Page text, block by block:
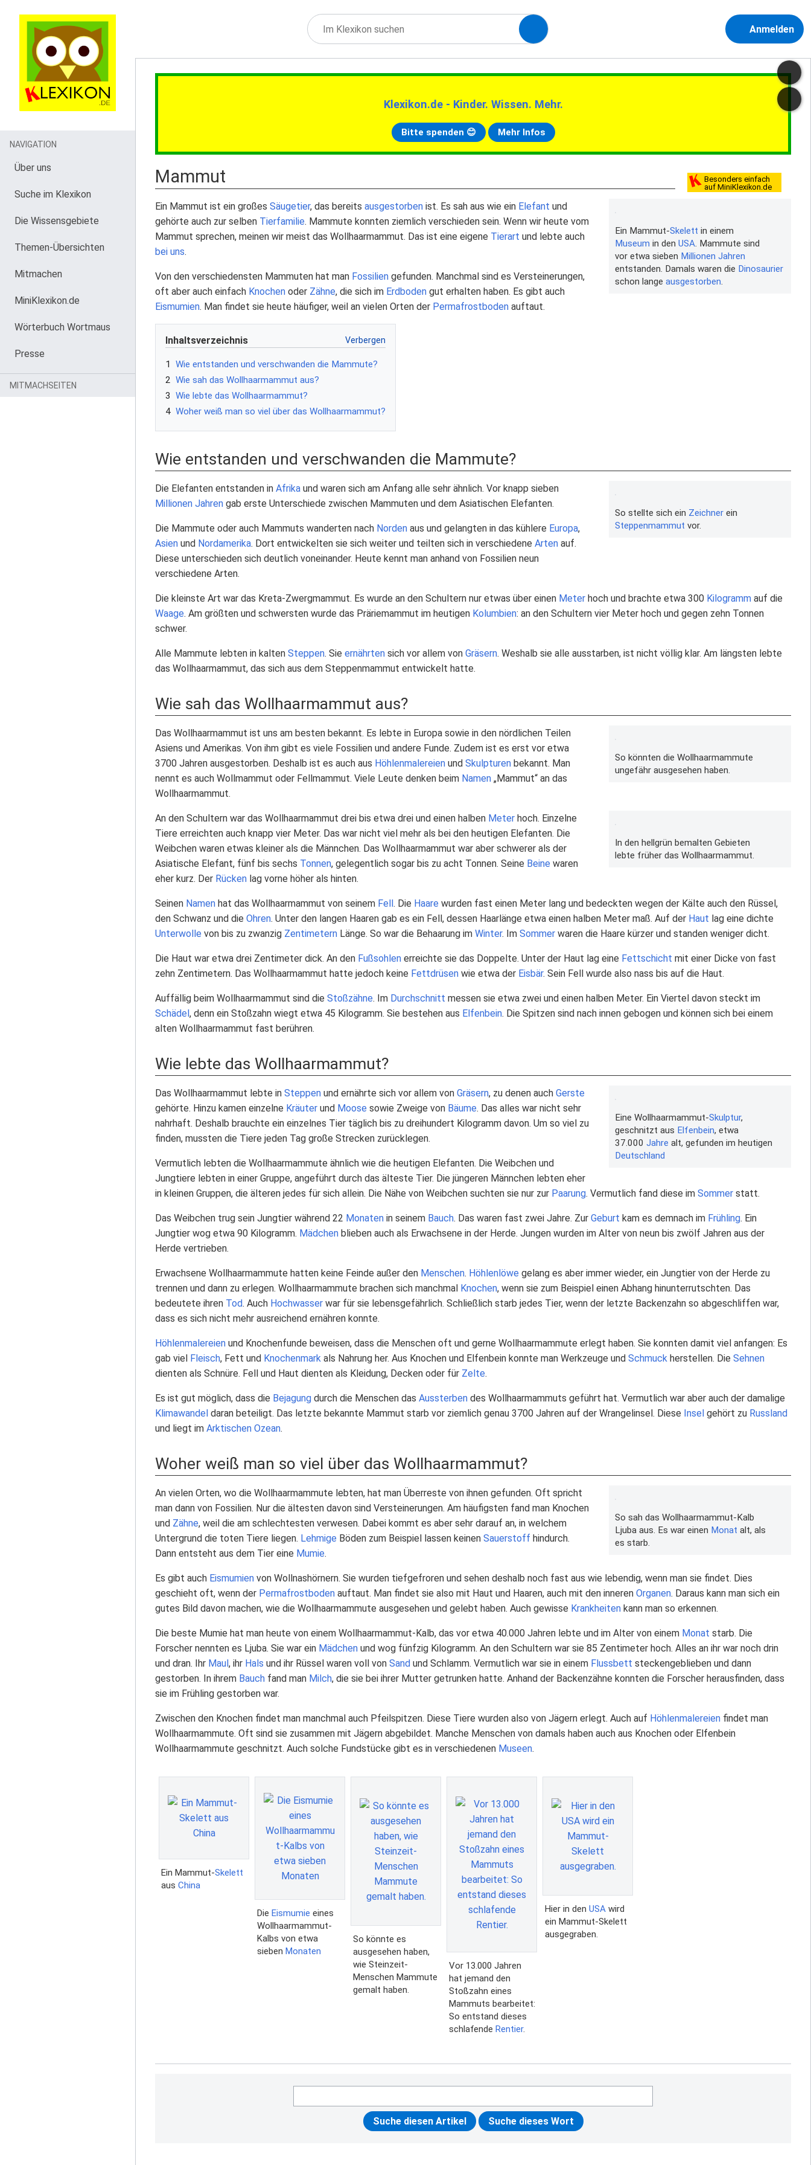
Anmelden
Klexikon.de - Kinder. Wissen. Mehr.
Bitte spenden 😊 Mehr Infos
Besonders einfach
auf MiniKlexikon.de
Mammut
Ein Mammut-Skelett in einem
Museum in den USA. Mammute sind
vor etwa sieben Millionen Jahren
entstanden. Damals waren die Dinosaurier
schon lange ausgestorben
Ein Mammut ist ein großes Säugetier, das bereits ausgestorben ist. Es sah aus wie ein Elefant und
gehörte auch zur selben Tierfamilie. Mammute konnten ziemlich verschieden sein. Wenn wir heute vom
Mammut sprechen, meinen wir meist das Wollhaarmammut. Das ist eine eigene Tierart und lebte auch
bei uns.
Von den verschiedensten Mammuten hat man Fossilien gefunden. Manchmal sind es Versteinerungen,
oft aber auch einfach Knochen oder Zähne, die sich im Erdboden gut erhalten haben. Es gibt auch
Eismumien. Man findet sie heute häufiger, weil an vielen Orten der Permafrostboden auftaut.
Inhaltsverzeichnis
1
Wie entstanden und verschwanden die Mammute?
2 Wie sah das Wollhaarmammut aus?
3 Wie lebte das Wollhaarmammut?
4 Woher weiß man so viel über das Wollhaarmammut?
Wie entstanden und verschwanden die Mammute?
So stellte sich ein Zeichnerein
Steppenmammut vor.
Die Elefanten entstanden in Afrika und waren sich am Anfang alle sehr ähnlich. Vor knapp sieben
Millionen Jahren gab erste Unterschiede zwischen Mammuten und dem Asiatischen Elefanten.
Die Mammute oder auch Mammuts wanderten nach Norden aus und gelangten in das kühlere Europa,
Asien und Nordamerika. Dort entwickelten sie sich weiter und teilten sich in verschiedene Arten auf.
Diese unterschieden sich deutlich voneinander. Heute kennt man anhand von Fossilien neun
verschiedene Arten.
Die kleinste Art war das Kreta-Zwergmammut. Es wurde an den Schultern nur etwas über einen Meter hoch und brachte etwa 300 Kilogramm auf die
Waage. Am größten und schwersten wurde das Präriemammut im heutigen Kolumbien: an den Schultern vier Meter hoch und gegen zehn Tonnen
schwer.
Alle Mammute lebten in kalten Steppen. Sie ernährten sich vor allem von Gräsern. Weshalb sie alle ausstarben, ist nicht völlig klar. Am längsten lebte
das Wollhaarmammut, das sich aus dem Steppenmammut entwickelt hatte.
Wie sah das Wollhaarmammut aus?
So könnten die Wollhaarmammute
ungefähr ausgesehen haben.
Das Wollhaarmammut ist uns am besten bekannt. Es lebte in Europa sowie in den nördlichen Teilen
Asiens und Amerikas. Von ihm gibt es viele Fossilien und andere Funde. Zudem ist es erst vor etwa
3700 Jahren ausgestorben. Deshalb ist es auch aus Höhlenmalereien und Skulpturen bekannt. Man
nennt es auch Wollmammut oder Fellmammut. Viele Leute denken beim Namen „Mammut“ an das
Wollhaarmammut.
In den hellgrün bemalten Gebieten
lebte früher das Wollhaarmammut.
An den Schultern war das Wollhaarmammut drei bis etwa drei und einen halben Meter hoch. Einzelne
Tiere erreichten auch knapp vier Meter. Das war nicht viel mehr als bei den heutigen Elefanten. Die
Weibchen waren etwas kleiner als die Männchen. Das Wollhaarmammut war aber schwerer als der
Asiatische Elefant, fünf bis sechs Tonnen, gelegentlich sogar bis zu acht Tonnen. Seine Beine waren
eher kurz. Der Rücken lag vorne höher als hinten.
Seinen Namen hat das Wollhaarmammut von seinem Fell. Die Haare wurden fast einen Meter lang und bedeckten wegen der Kälte auch den Rüssel,
den Schwanz und die Ohren. Unter den langen Haaren gab es ein Fell, dessen Haarlänge etwa einen halben Meter maß. Auf der Haut lag eine dichte
Unterwolle von bis zu zwanzig Zentimetern Länge. So war die Behaarung im Winter. Im Sommer waren die Haare kürzer und standen weniger dicht.
Die Haut war etwa drei Zentimeter dick. An den Fußsohlen erreichte sie das Doppelte. Unter der Haut lag eine Fettschicht mit einer Dicke von fast
zehn Zentimetern. Das Wollhaarmammut hatte jedoch keine Fettdrüsen wie etwa der Eisbär. Sein Fell wurde also nass bis auf die Haut.
Auffällig beim Wollhaarmammut sind die Stoßzähne. Im Durchschnitt messen sie etwa zwei und einen halben Meter. Ein Viertel davon steckt im
Schädel, denn ein Stoßzahn wiegt etwa 45 Kilogramm. Sie bestehen aus Elfenbein. Die Spitzen sind nach innen gebogen und können sich bei einem
alten Wollhaarmammut fast berühren.
Wie lebte das Wollhaarmammut?
Eine Wollhaarmammut-Skulptur,
geschnitzt aus Elfenbein, etwa
37.000 Jahre alt, gefunden im heutigen
Deutschland
Das Wollhaarmammut lebte in Steppen und ernährte sich vor allem von Gräsern, zu denen auch Gerste
gehörte. Hinzu kamen einzelne Kräuter und Moose sowie Zweige von Bäume. Das alles war nicht sehr
nahrhaft. Deshalb brauchte ein einzelnes Tier täglich bis zu dreihundert Kilogramm davon. Um so viel zu
finden, mussten die Tiere jeden Tag große Strecken zurücklegen.
Vermutlich lebten die Wollhaarmammute ähnlich wie die heutigen Elefanten. Die Weibchen und
Jungtiere lebten in einer Gruppe, angeführt durch das älteste Tier. Die jüngeren Männchen lebten eher
in kleinen Gruppen, die älteren jedes für sich allein. Die Nähe von Weibchen suchten sie nur zur Paarung. Vermutlich fand diese im Sommer statt.
Das Weibchen trug sein Jungtier während 22 Monaten in seinem Bauch. Das waren fast zwei Jahre. Zur Geburt kam es demnach im Frühling. Ein
Jungtier wog etwa 90 Kilogramm. Mädchen blieben auch als Erwachsene in der Herde. Jungen wurden im Alter von neun bis zwölf Jahren aus der
Herde vertrieben.
Erwachsene Wollhaarmammute hatten keine Feinde außer den Menschen. Höhlenlöwe gelang es aber immer wieder, ein Jungtier von der Herde zu
trennen und dann zu erlegen. Wollhaarmammute brachen sich manchmal Knochen, wenn sie zum Beispiel einen Abhang hinunterrutschten. Das
bedeutete ihren Tod. Auch Hochwasser war für sie lebensgefährlich. Schließlich starb jedes Tier, wenn der letzte Backenzahn so abgeschliffen war,
dass es sich nicht mehr ausreichend ernähren konnte.
Höhlenmalereien und Knochenfunde beweisen, dass die Menschen oft und gerne Wollhaarmammute erlegt haben. Sie konnten damit viel anfangen: Es
gab viel Fleisch, Fett und Knochenmark als Nahrung her. Aus Knochen und Elfenbein konnte man Werkzeuge und Schmuck herstellen. Die Sehnen
dienten als Schnüre. Fell und Haut dienten als Kleidung, Decken oder für Zelte.
Es ist gut möglich, dass die Bejagung durch die Menschen das Aussterben des Wollhaarmammuts geführt hat. Vermutlich war aber auch der damalige
Klimawandel daran beteiligt. Das letzte bekannte Mammut starb vor ziemlich genau 3700 Jahren auf der Wrangelinsel. Diese Insel gehört zu Russland
und liegt im Arktischen Ozean.
Woher weiß man so viel über das Wollhaarmammut?
So sah das Wollhaarmammut-Kalb
Ljuba aus. Es war einen Monat alt, als
es starb.
An vielen Orten, wo die Wollhaarmammute lebten, hat man Überreste von ihnen gefunden. Oft spricht
man dann von Fossilien. Nur die ältesten davon sind Versteinerungen. Am häufigsten fand man Knochen
und Zähne, weil die am schlechtesten verwesen. Dabei kommt es aber sehr darauf an, in welchem
Untergrund die toten Tiere liegen. Lehmige Böden zum Beispiel lassen keinen Sauerstoff hindurch.
Dann entsteht aus dem Tier eine Mumie.
Es gibt auch Eismumien von Wollnashörnern. Sie wurden tiefgefroren und sehen deshalb noch fast aus wie lebendig, wenn man sie findet. Dies
geschieht oft, wenn der Permafrostboden auftaut. Man findet sie also mit Haut und Haaren, auch mit den inneren Organen. Daraus kann man sich ein
gutes Bild davon machen, wie die Wollhaarmammute ausgesehen und gelebt haben. Auch gewisse Krankheiten kann man so erkennen.
Die beste Mumie hat man heute von einem Wollhaarmammut-Kalb, das vor etwa 40.000 Jahren lebte und im Alter von einem Monat starb. Die
Forscher nennten es Ljuba. Sie war ein Mädchen und wog fünfzig Kilogramm. An den Schultern war sie 85 Zentimeter hoch. Alles an ihr war noch drin
und dran. Ihr Maul, ihr Hals und ihr Rüssel waren voll von Sand und Schlamm. Vermutlich war sie in einem Flussbett steckengeblieben und dann
gestorben. In ihrem Bauch fand man Milch, die sie bei ihrer Mutter getrunken hatte. Anhand der Backenzähne konnten die Forscher herausfinden, dass
sie im Frühling gestorben war.
Zwischen den Knochen findet man manchmal auch Pfeilspitzen. Diese Tiere wurden also von Jägern erlegt. Auch auf Höhlenmalereien findet man
Wollhaarmammute. Oft sind sie zusammen mit Jägern abgebildet. Manche Menschen von damals haben auch aus Knochen oder Elfenbein
Wollhaarmammute geschnitzt. Auch solche Fundstücke gibt es in verschiedenen Museen.
Ein Mammut-Skelett
aus China
Die Eismumie eines
Wollhaarmammut-
Kalbs von etwa
sieben Monaten
So könnte es
ausgesehen haben,
wie Steinzeit-
Menschen Mammute
gemalt haben.
Vor 13.000 Jahren
hat jemand den
Stoßzahn eines
Mammuts bearbeitet:
So entstand dieses
schlafende Rentier.
Hier in den USA wird
ein Mammut-Skelett
ausgegraben.
NAVIGATION
Über uns
Suche im Klexikon
Die Wissensgebiete
Themen-Übersichten
Mitmachen
MiniKlexikon.de
Wörterbuch Wortmaus
Presse
MITMACHSEITEN